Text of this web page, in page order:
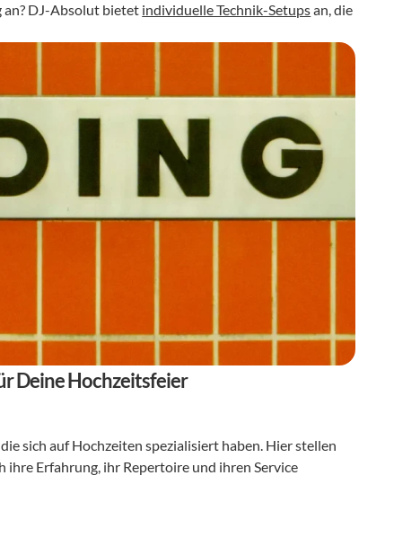
an? DJ-Absolut bietet individuelle Technik-Setups an, die
Deine Hochzeitsfeier
die sich auf Hochzeiten spezialisiert haben. Hier stellen
ihre Erfahrung, ihr Repertoire und ihren Service